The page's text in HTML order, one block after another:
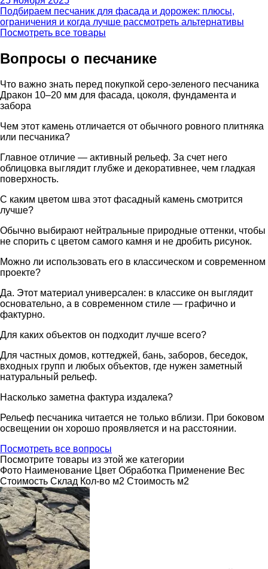
Подбираем песчаник для фасада и дорожек: плюсы,
ограничения и когда лучше рассмотреть альтернативы
Посмотреть все товары
Вопросы о песчанике
Что важно знать перед покупкой серо-зеленого песчаника
Дракон 10–20 мм для фасада, цоколя, фундамента и
забора
Чем этот камень отличается от обычного ровного плитняка
или песчаника?
Главное отличие — активный рельеф. За счет него
облицовка выглядит глубже и декоративнее, чем гладкая
поверхность.
С каким цветом шва этот фасадный камень смотрится
лучше?
Обычно выбирают нейтральные природные оттенки, чтобы
не спорить с цветом самого камня и не дробить рисунок.
Можно ли использовать его в классическом и современном
проекте?
Да. Этот материал универсален: в классике он выглядит
основательно, а в современном стиле — графично и
фактурно.
Для каких объектов он подходит лучше всего?
Для частных домов, коттеджей, бань, заборов, беседок,
входных групп и любых объектов, где нужен заметный
натуральный рельеф.
Насколько заметна фактура издалека?
Рельеф песчаника читается не только вблизи. При боковом
освещении он хорошо проявляется и на расстоянии.
Посмотреть все вопросы
Посмотрите товары из этой же категории
Фото Наименование Цвет Обработка Применение Вес
Cтоимость Склад Кол-во м2 Стоимость м2